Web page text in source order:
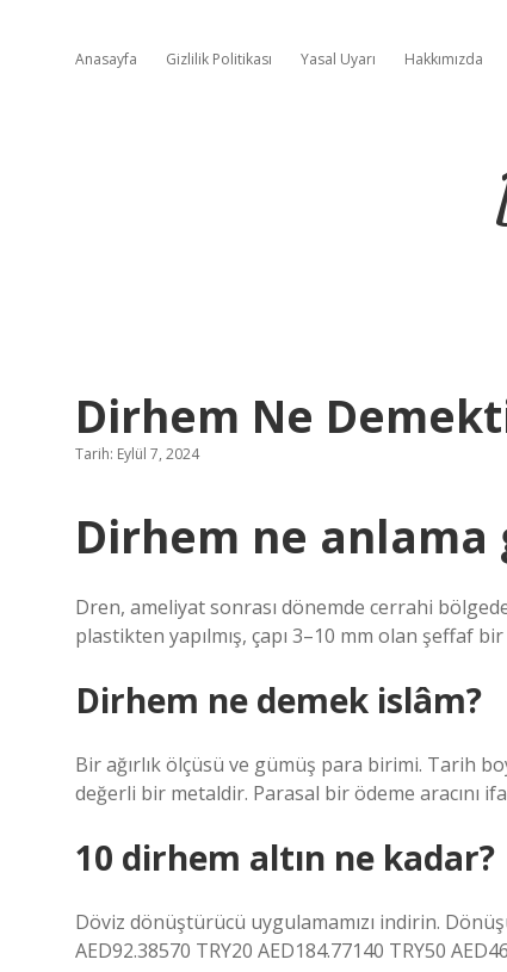
Anasayfa Gizlilik Politikası Yasal Uyarı Hakkımızda
Dirhem Ne
Tarih: Eylül 7, 2024
Dirhem ne anlama
Dren, ameliyat sonrası dönemde cerrahi
plastikten yapılmış, çapı 3–10 mm olan şeffaf
Dirhem ne demek islâm?
Bir ağırlık ölçüsü ve gümüş para birimi. Tarih
değerli bir metaldir. Parasal bir ödeme aracını
10 dirhem altın ne kadar?
Döviz dönüştürücü uygulamamızı indirin.
AED92.38570 TRY20 AED184.77140 TRY50